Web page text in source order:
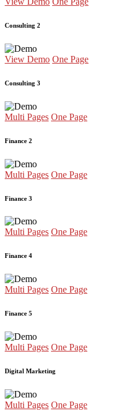
Consulting 2
View Demo One Page
Consulting 3
Multi Pages One Page
Finance 2
Multi Pages One Page
Finance 3
Multi Pages One Page
Finance 4
Multi Pages One Page
Finance 5
Multi Pages One Page
Digital Marketing
Multi Pages One Page